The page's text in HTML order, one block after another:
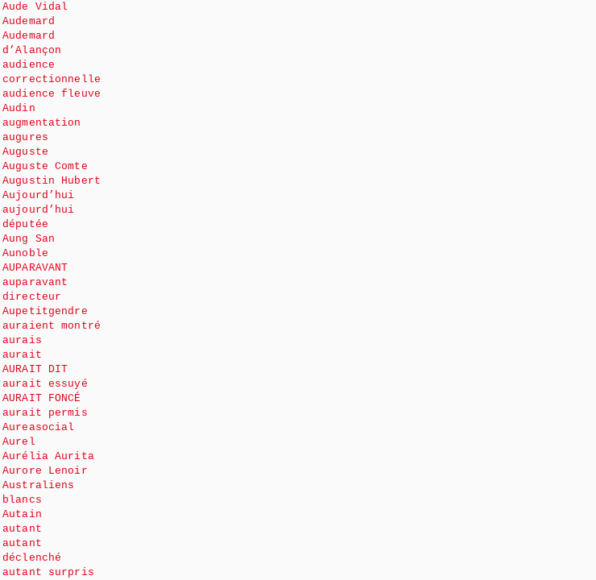
Aude Vidal
Audemard
Audemard
d’Alançon
audience
correctionnelle
audience fleuve
Audin
augmentation
augures
Auguste
Auguste Comte
Augustin Hubert
Aujourd’hui
aujourd’hui
députée
Aung San
Aunoble
AUPARAVANT
auparavant
directeur
Aupetitgendre
auraient montré
aurais
aurait
AURAIT DIT
aurait essuyé
AURAIT FONCÉ
aurait permis
Aureasocial
Aurel
Aurélia Aurita
Aurore Lenoir
Australiens
blancs
Autain
autant
autant
déclenché
autant surpris